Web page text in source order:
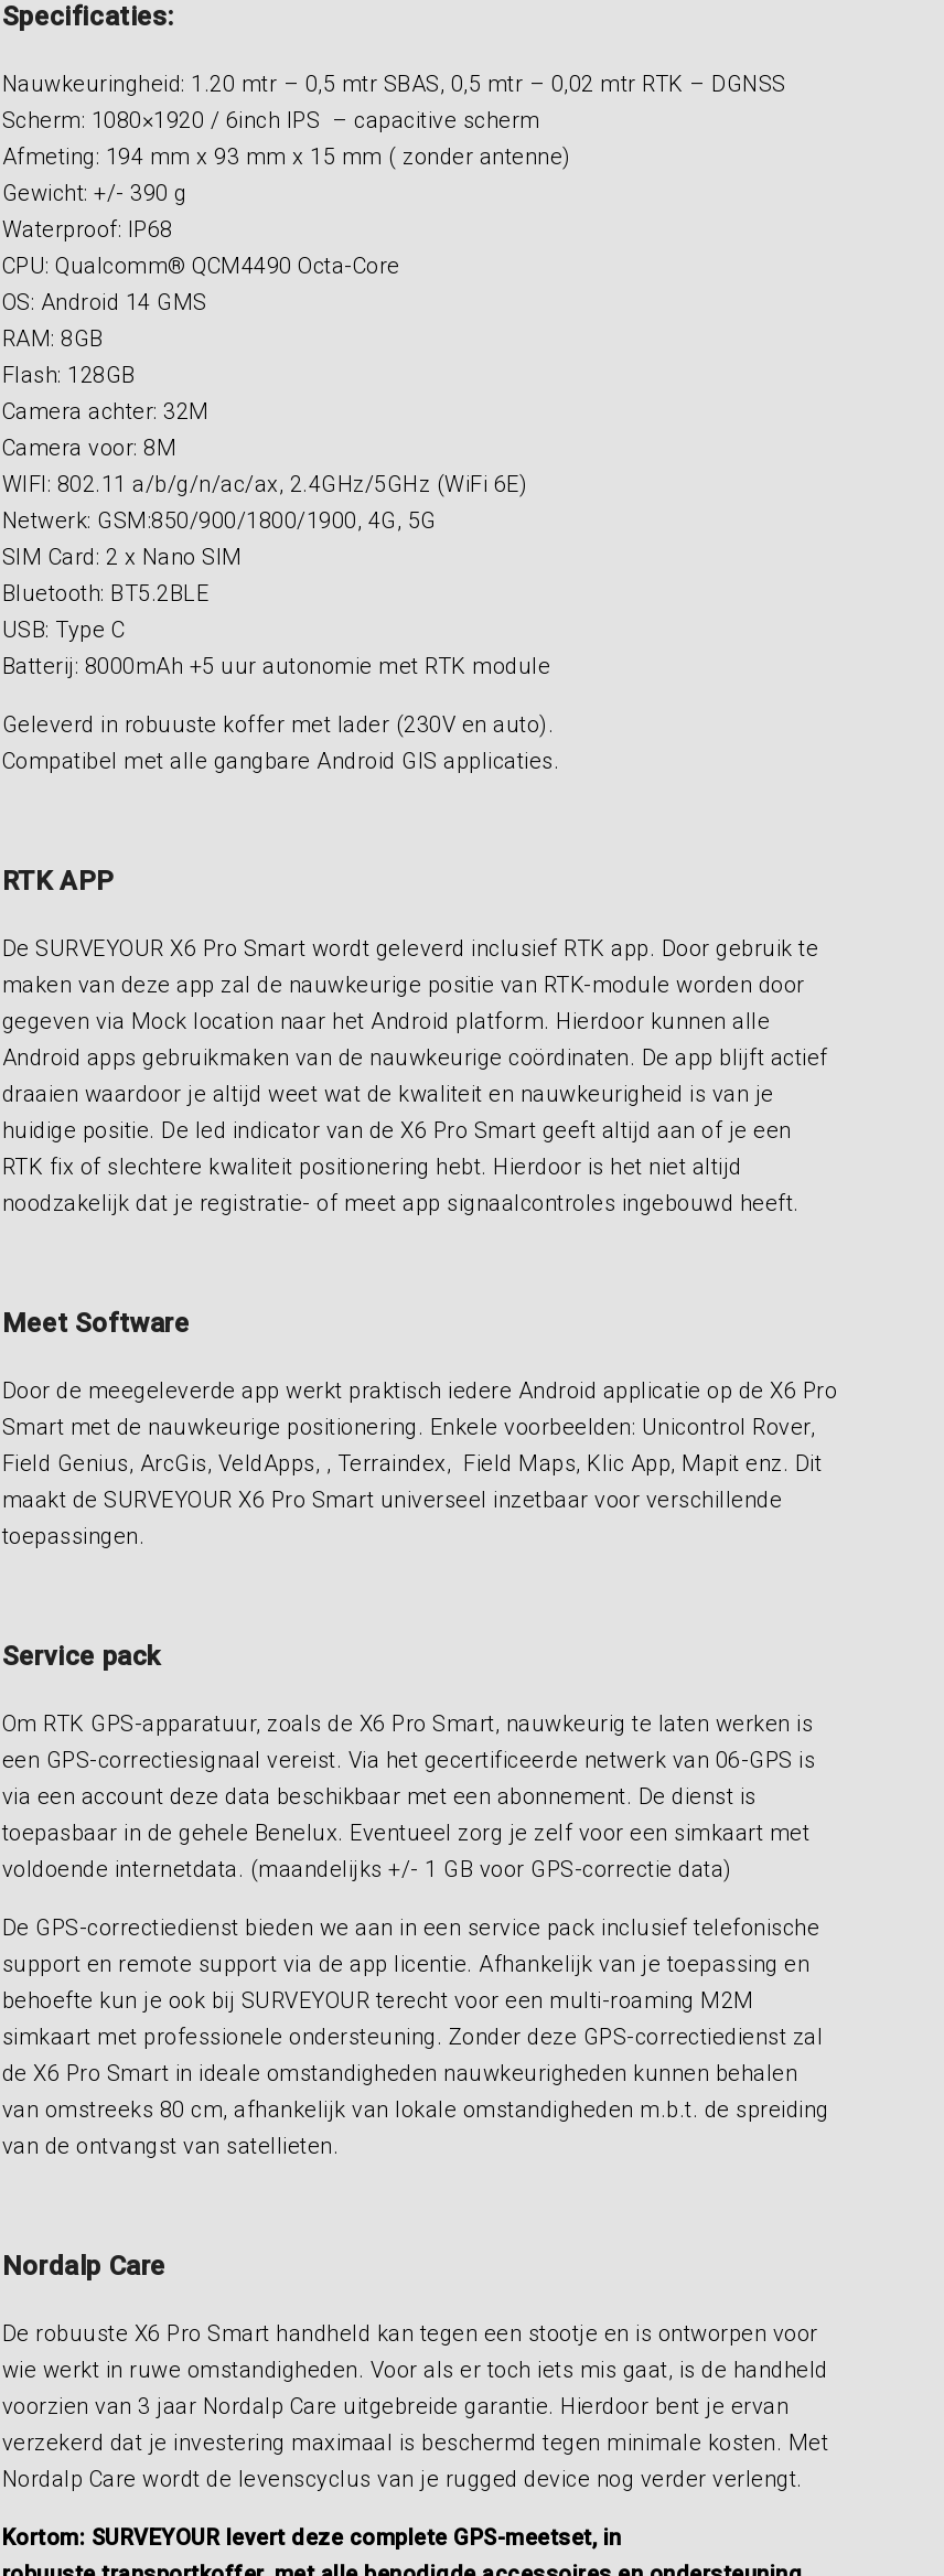
Specificaties:
Nauwkeuringheid: 1.20 mtr – 0,5 mtr SBAS, 0,5 mtr – 0,02 mtr RTK – DGNSS
Scherm: 1080×1920 / 6inch IPS – capacitive scherm
Afmeting: 194 mm x 93 mm x 15 mm ( zonder antenne)
Gewicht: +/- 390 g
Waterproof: IP68
CPU: Qualcomm® QCM4490 Octa-Core
OS: Android 14 GMS
RAM: 8GB
Flash: 128GB
Camera achter: 32M
Camera voor: 8M
WIFI: 802.11 a/b/g/n/ac/ax, 2.4GHz/5GHz (WiFi 6E)
Netwerk: GSM:850/900/1800/1900, 4G, 5G
SIM Card: 2 x Nano SIM
Bluetooth: BT5.2BLE
USB: Type C
Batterij: 8000mAh +5 uur autonomie met RTK module
Geleverd in robuuste koffer met lader (230V en auto).
Compatibel met alle gangbare Android GIS applicaties.
RTK APP
De SURVEYOUR X6 Pro Smart wordt geleverd inclusief RTK app. Door gebruik te
maken van deze app zal de nauwkeurige positie van RTK-module worden door
gegeven via Mock location naar het Android platform. Hierdoor kunnen alle
Android apps gebruikmaken van de nauwkeurige coördinaten. De app blijft actief
draaien waardoor je altijd weet wat de kwaliteit en nauwkeurigheid is van je
huidige positie. De led indicator van de X6 Pro Smart geeft altijd aan of je een
RTK fix of slechtere kwaliteit positionering hebt. Hierdoor is het niet altijd
noodzakelijk dat je registratie- of meet app signaalcontroles ingebouwd heeft.
Meet Software
Door de meegeleverde app werkt praktisch iedere Android applicatie op de X6 Pro
Smart met de nauwkeurige positionering. Enkele voorbeelden: Unicontrol Rover,
Field Genius, ArcGis, VeldApps, , Terraindex, Field Maps, Klic App, Mapit enz. Dit
maakt de SURVEYOUR X6 Pro Smart universeel inzetbaar voor verschillende
toepassingen.
Service pack
Om RTK GPS-apparatuur, zoals de X6 Pro Smart, nauwkeurig te laten werken is
een GPS-correctiesignaal vereist. Via het gecertificeerde netwerk van 06-GPS is
via een account deze data beschikbaar met een abonnement. De dienst is
toepasbaar in de gehele Benelux. Eventueel zorg je zelf voor een simkaart met
voldoende internetdata. (maandelijks +/- 1 GB voor GPS-correctie data)
De GPS-correctiedienst bieden we aan in een service pack inclusief telefonische
support en remote support via de app licentie. Afhankelijk van je toepassing en
behoefte kun je ook bij SURVEYOUR terecht voor een multi-roaming M2M
simkaart met professionele ondersteuning. Zonder deze GPS-correctiedienst zal
de X6 Pro Smart in ideale omstandigheden nauwkeurigheden kunnen behalen
van omstreeks 80 cm, afhankelijk van lokale omstandigheden m.b.t. de spreiding
van de ontvangst van satellieten.
Nordalp Care
De robuuste X6 Pro Smart handheld kan tegen een stootje en is ontworpen voor
wie werkt in ruwe omstandigheden. Voor als er toch iets mis gaat, is de handheld
voorzien van 3 jaar Nordalp Care uitgebreide garantie. Hierdoor bent je ervan
verzekerd dat je investering maximaal is beschermd tegen minimale kosten. Met
Nordalp Care wordt de levenscyclus van je rugged device nog verder verlengt.
Kortom: SURVEYOUR levert deze complete GPS-meetset, in